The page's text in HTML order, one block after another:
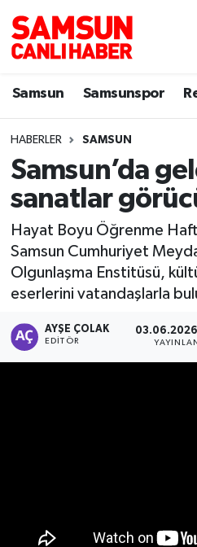
Samsun Samsunspor
HABERLER SAMSUN
Samsun’da
sanatlar
Hayat Boyu Öğrenme
Samsun Cumhuriyet
Olgunlaşma Enstitüsü,
eserlerini vatandaşlarla
AYŞE ÇOLAK
EDITÖR
03.06.2026
Samsun
Sokak Röportajları
Genel
Dünya
Eğitim
Samsun Nöbetçi
Samsun Hava Durumu
Samsun Namaz Vakitleri
Samsun Trafik Yoğunluk
Süper Lig Puan
Tüm Manşetler